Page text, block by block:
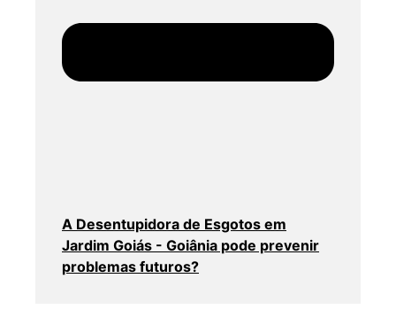
A Desentupidora de Esgotos em
Jardim Goiás - Goiânia pode prevenir
problemas futuros?